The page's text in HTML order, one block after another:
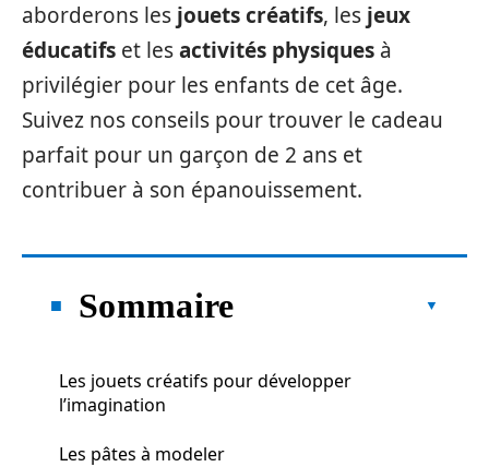
aborderons les jouets créatifs, les jeux
éducatifs et lesactivités physiques à
privilégier pour les enfants de cet âge.
Suivez nos conseils pour trouver le cadeau
parfait pour un garçon de 2 ans et
contribuer à son épanouissement.
Sommaire
Les jouets créatifs pour développer
l’imagination
Les pâtes à modeler